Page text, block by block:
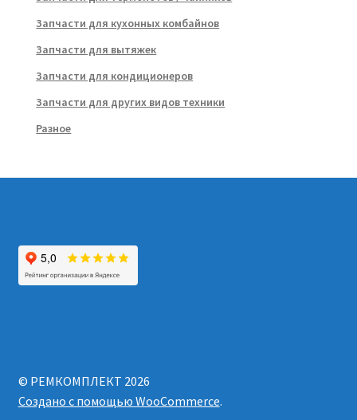
Запчасти для кухонных комбайнов
Запчасти для вытяжек
Запчасти для кондиционеров
Запчасти для других видов техники
Разное
© РЕМКОМПЛЕКТ 2026
Создано с помощью WooCommerce.